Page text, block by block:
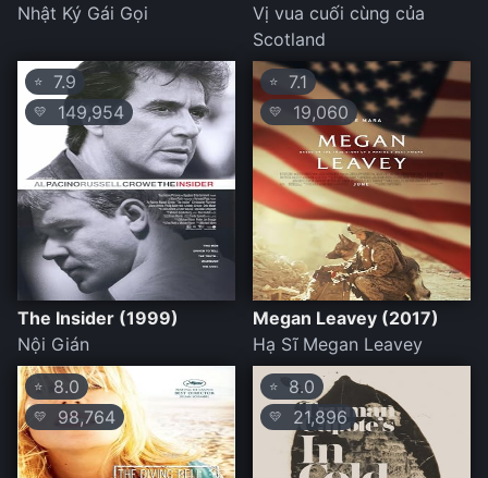
Nhật Ký Gái Gọi
Vị vua cuối cùng của
Scotland
⭐ 7.9
💛 149,954
The Insider (1999)
Nội Gián
⭐ 7.1
💛 19,060
Megan Leavey (2017)
Hạ Sĩ Megan Leavey
⭐ 8.0
💛 98,764
⭐ 8.0
💛 21,896